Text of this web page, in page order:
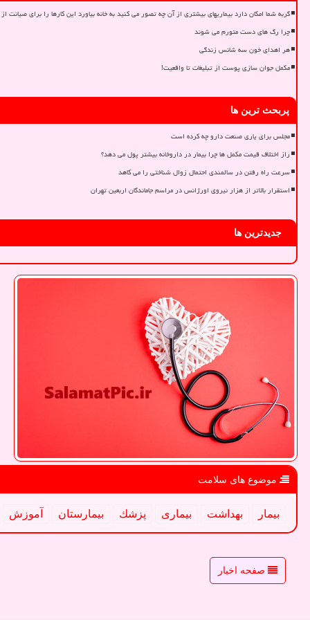
گربه شما امکان دارد بیماریهای بیشتری از آن چه تصور می کنید به خانه بیاورد این کارها را برای صیانت
چرا رگ های دست متورم می شوند
هر اهدای خون سه شانس زندگی
مکمل جوان سازی پوست از تبلیغات تا واقعیت!
پربحث ترین ها
مجلس برای یاری صنعت دارو چه کرده است
راز اختلاف قیمت مکمل ها چرا بیمار در داروخانه بیشتر پول می دهد؟
سرعت راه رفتن در سالمندی احتمال زوال شناختی را می کاهد
استقرار بالاتر از هزار نیروی اورژانس در مراسم جاماندگان اربعین تهران
جدیدترین ها
موضوع های سلامت
بیمار بهداشت بیماری پزشك بیمارستان آموزش
صفحه اخبار